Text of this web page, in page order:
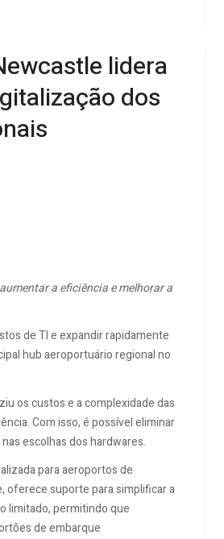
lidera
dos
a eficiência e melhorar a
de TI e expandir rapidamente
hub aeroportuário regional no
os custos e a complexidade das
Com isso, é possível eliminar
escolhas dos hardwares.
para aeroportos de
oferece suporte para simplificar a
limitado, permitindo que
de embarque